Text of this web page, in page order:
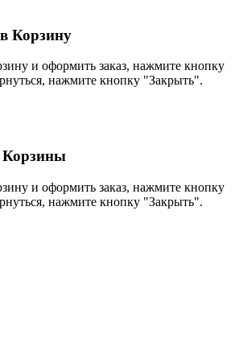
Корзину
и оформить заказ, нажмите кнопку
нажмите кнопку "Закрыть".
Корзины
и оформить заказ, нажмите кнопку
нажмите кнопку "Закрыть".